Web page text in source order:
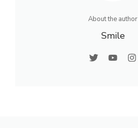
About the author
Smile